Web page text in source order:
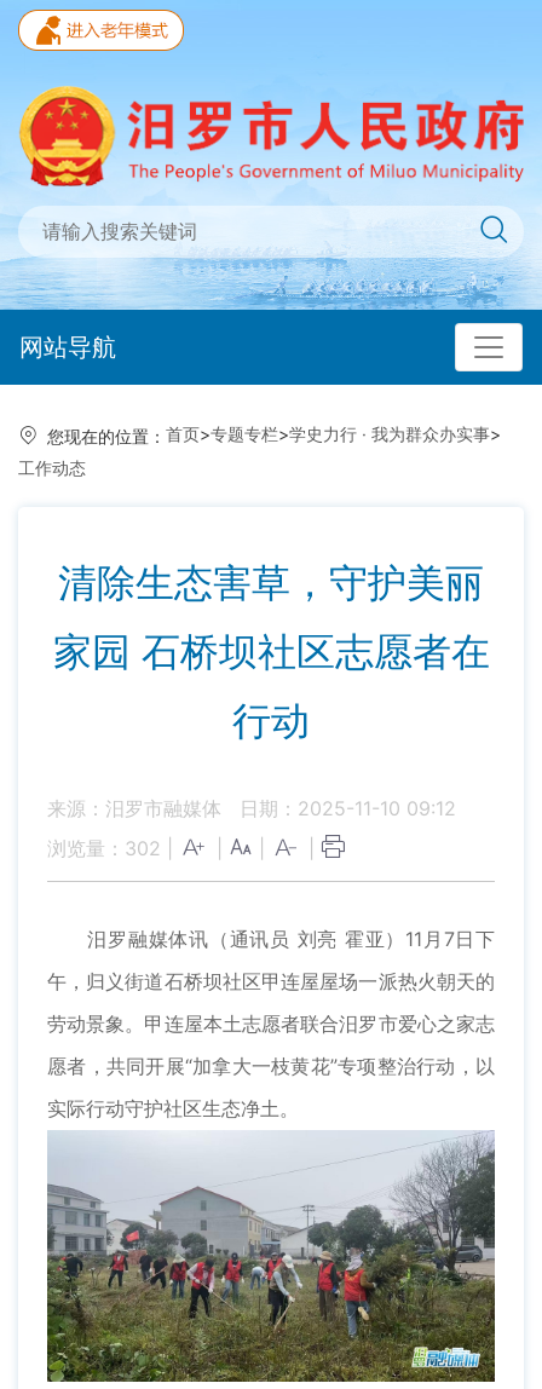
网站导航
您现在的位置： 首页>专题专栏>学史力行 · 我为群众办实事>
工作动态
清除生态害草，守护美丽
家园 石桥坝社区志愿者在
行动
来源：汨罗市融媒体
日期：2025-11-10 09:12
浏览量： 302
汨罗融媒体讯（通讯员 刘亮 霍亚）11月7日下
午，归义街道石桥坝社区甲连屋屋场一派热火朝天的
劳动景象。甲连屋本土志愿者联合汨罗市爱心之家志
愿者，共同开展“加拿大一枝黄花”专项整治行动，以
实际行动守护社区生态净土。